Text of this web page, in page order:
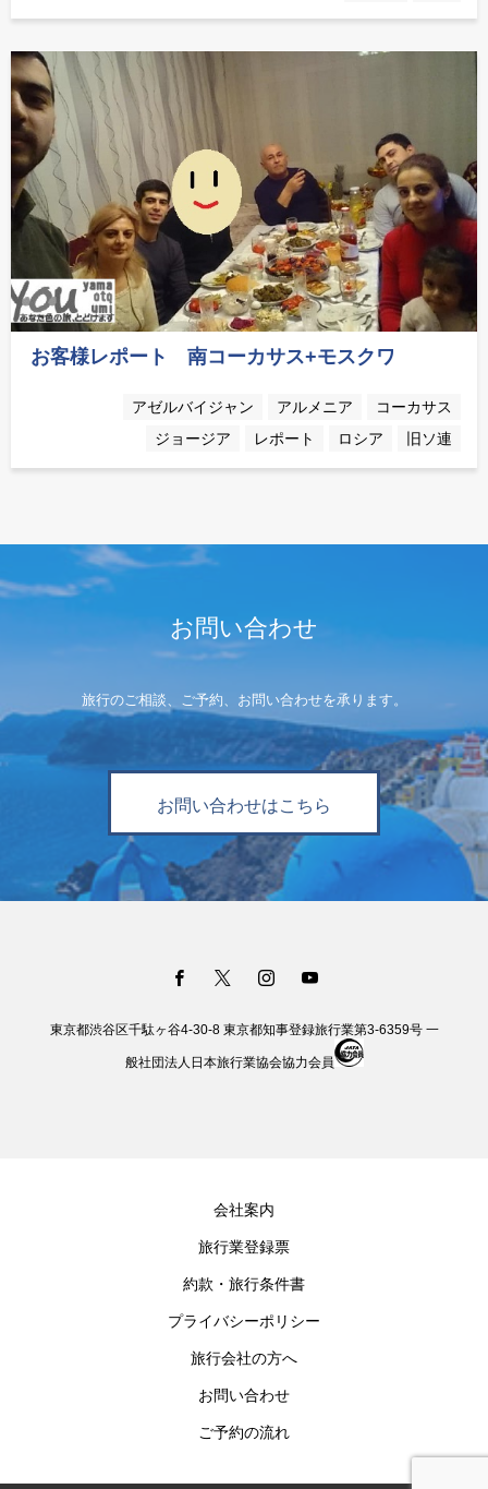
お客様レポート 南コーカサス+モスクワ
アゼルバイジャン アルメニア
コーカサス
ジョージア
レポート ロシア 旧ソ連
お問い合わせ
旅行のご相談、ご予約、お問い合わせを承ります。
お問い合わせはこちら
東京都渋谷区千駄ヶ谷4-30-8 東京都知事登録旅行業第3-6359号 一
般社団法人日本旅行業協会協力会員
会社案内
旅行業登録票
約款・旅行条件書
プライバシーポリシー
旅行会社の方へ
お問い合わせ
ご予約の流れ